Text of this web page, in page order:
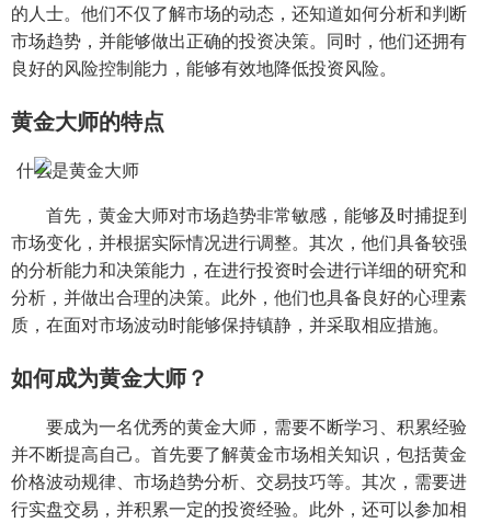
的人士。他们不仅了解市场的动态，还知道如何分析和判断
市场趋势，并能够做出正确的投资决策。同时，他们还拥有
良好的风险控制能力，能够有效地降低投资风险。
黄金大师的特点
首先，黄金大师对市场趋势非常敏感，能够及时捕捉到
市场变化，并根据实际情况进行调整。其次，他们具备较强
的分析能力和决策能力，在进行投资时会进行详细的研究和
分析，并做出合理的决策。此外，他们也具备良好的心理素
质，在面对市场波动时能够保持镇静，并采取相应措施。
如何成为黄金大师？
要成为一名优秀的黄金大师，需要不断学习、积累经验
并不断提高自己。首先要了解黄金市场相关知识，包括黄金
价格波动规律、市场趋势分析、交易技巧等。其次，需要进
行实盘交易，并积累一定的投资经验。此外，还可以参加相